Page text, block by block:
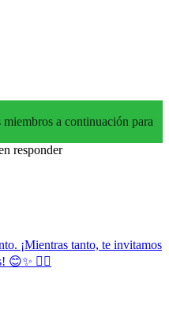
a continuación para
responder
¡Mientras tanto, te invitamos
😊✨ 👉🏼